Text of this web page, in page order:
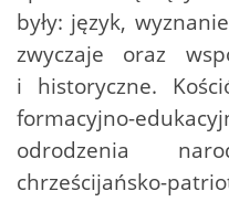
były: język,
zwyczaje oraz
i historyczne.
formacyjno-
odrodzenia
chrześcijańsko-